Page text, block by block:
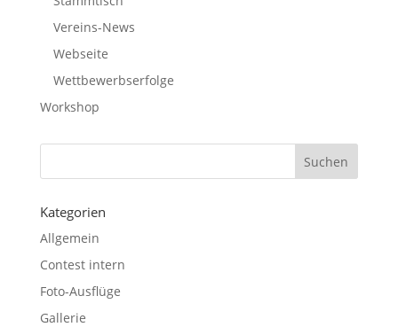
Vereins-News
Webseite
Wettbewerbserfolge
Workshop
Kategorien
Allgemein
Contest intern
Foto-Ausflüge
Gallerie